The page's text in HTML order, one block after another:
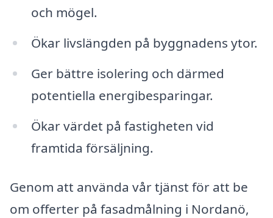
och mögel.
Ökar livslängden på byggnadens ytor.
Ger bättre isolering och därmed
potentiella energibesparingar.
Ökar värdet på fastigheten vid
framtida försäljning.
Genom att använda vår tjänst för att be
om offerter på fasadmålning i Nordanö,